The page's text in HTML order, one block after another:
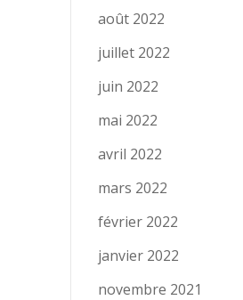
août 2022
juillet 2022
juin 2022
mai 2022
avril 2022
mars 2022
février 2022
janvier 2022
novembre 2021